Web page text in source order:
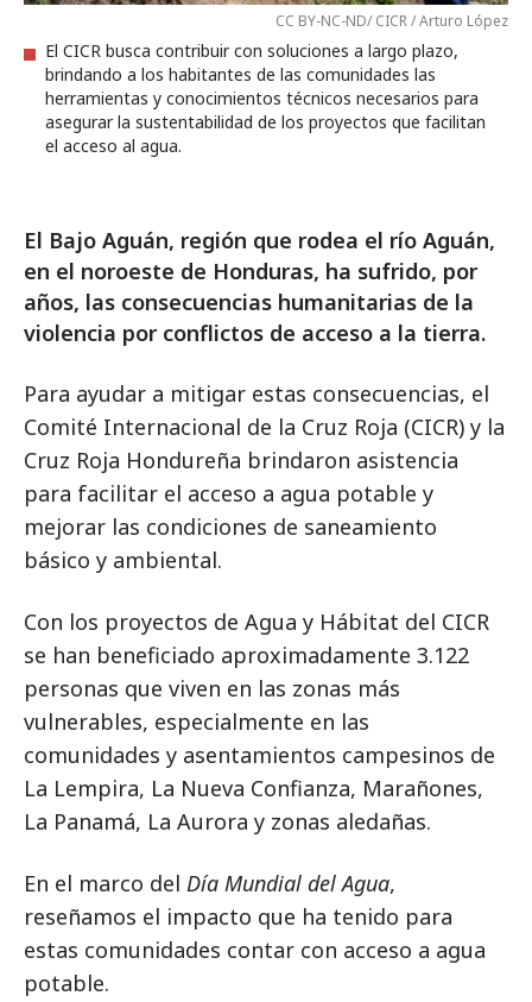
CC BY-NC-ND/ CICR / Arturo López
El CICR busca contribuir con soluciones a largo plazo,
brindando a los habitantes de las comunidades las
herramientas y conocimientos técnicos necesarios para
asegurar la sustentabilidad de los proyectos que facilitan
el acceso al agua.
El Bajo Aguán, región que rodea el río Aguán,
en el noroeste de Honduras, ha sufrido, por
años, las consecuencias humanitarias de la
violencia por conflictos de acceso a la tierra.
Para ayudar a mitigar estas consecuencias, el
Comité Internacional de la Cruz Roja (CICR) y la
Cruz Roja Hondureña brindaron asistencia
para facilitar el acceso a agua potable y
mejorar las condiciones de saneamiento
básico y ambiental.
Con los proyectos de Agua y Hábitat del CICR
se han beneficiado aproximadamente 3.122
personas que viven en las zonas más
vulnerables, especialmente en las
comunidades y asentamientos campesinos de
La Lempira, La Nueva Confianza, Marañones,
La Panamá, La Aurora y zonas aledañas.
En el marco del Día Mundial del Agua,
reseñamos el impacto que ha tenido para
estas comunidades contar con acceso a agua
potable.